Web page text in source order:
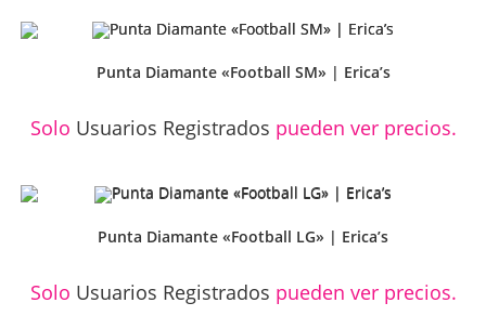
Punta Diamante «Football SM» | Erica’s
Solo Usuarios Registrados pueden ver precios.
Punta Diamante «Football LG» | Erica’s
Solo Usuarios Registrados pueden ver precios.